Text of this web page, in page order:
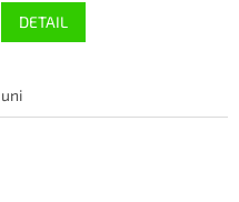
DETAIL
uni